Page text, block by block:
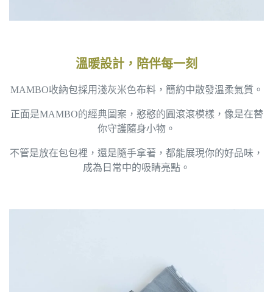
溫暖設計，陪伴每一刻
MAMBO收納包採用淺灰米色布料，簡約中散發溫柔氣質。
正面是MAMBO的經典圖案，憨憨的圓滾滾模樣，像是在替
你守護隨身小物。
不管是放在包包裡，還是隨手拿著，都能展現你的好品味，
成為日常中的吸睛亮點。